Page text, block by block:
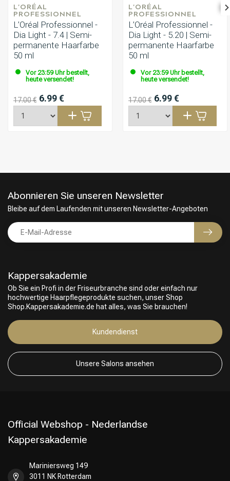
Friseurwahl
L'ORÉAL
PROFESSIONNEL
L’Oréal Professionnel -
Dia Light - 7.4 | Semi-
permanente Haarfarbe
50 ml
Vor 23:59 Uhr bestellt,
heute versendet!
17.00 € 6.99 €
L'ORÉAL
PROFESSIONNEL
L’Oréal Professionnel -
Dia Light - 5.20 | Semi-
permanente Haarfarbe
50 ml
Vor 23:59 Uhr bestellt,
heute versendet!
17.00 € 6.99 €
Kappersakademie
Ob Sie ein Profi in der Friseurbranche sind oder einfach nur
hochwertige Haarpflegeprodukte suchen, unser Shop
Shop.Kappersakademie.de hat alles, was Sie brauchen!
Kundendienst
Unsere Salons ansehen
Abonnieren Sie unseren Newsletter
Bleibe auf dem Laufenden mit unseren Newsletter-Angeboten
Official Webshop - Nederlandse
Kappersakademie
Mariniersweg 149
3011 NK Rotterdam